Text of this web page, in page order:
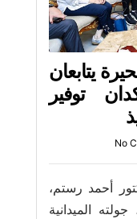
يتابعان
توفير
No
أحمد رستم،
الميدانية